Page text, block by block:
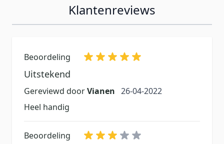
Klantenreviews
Beoordeling
Uitstekend
Gereviewd doorVianen 26 april 2022
26-04-2022
Heel handig
Beoordeling